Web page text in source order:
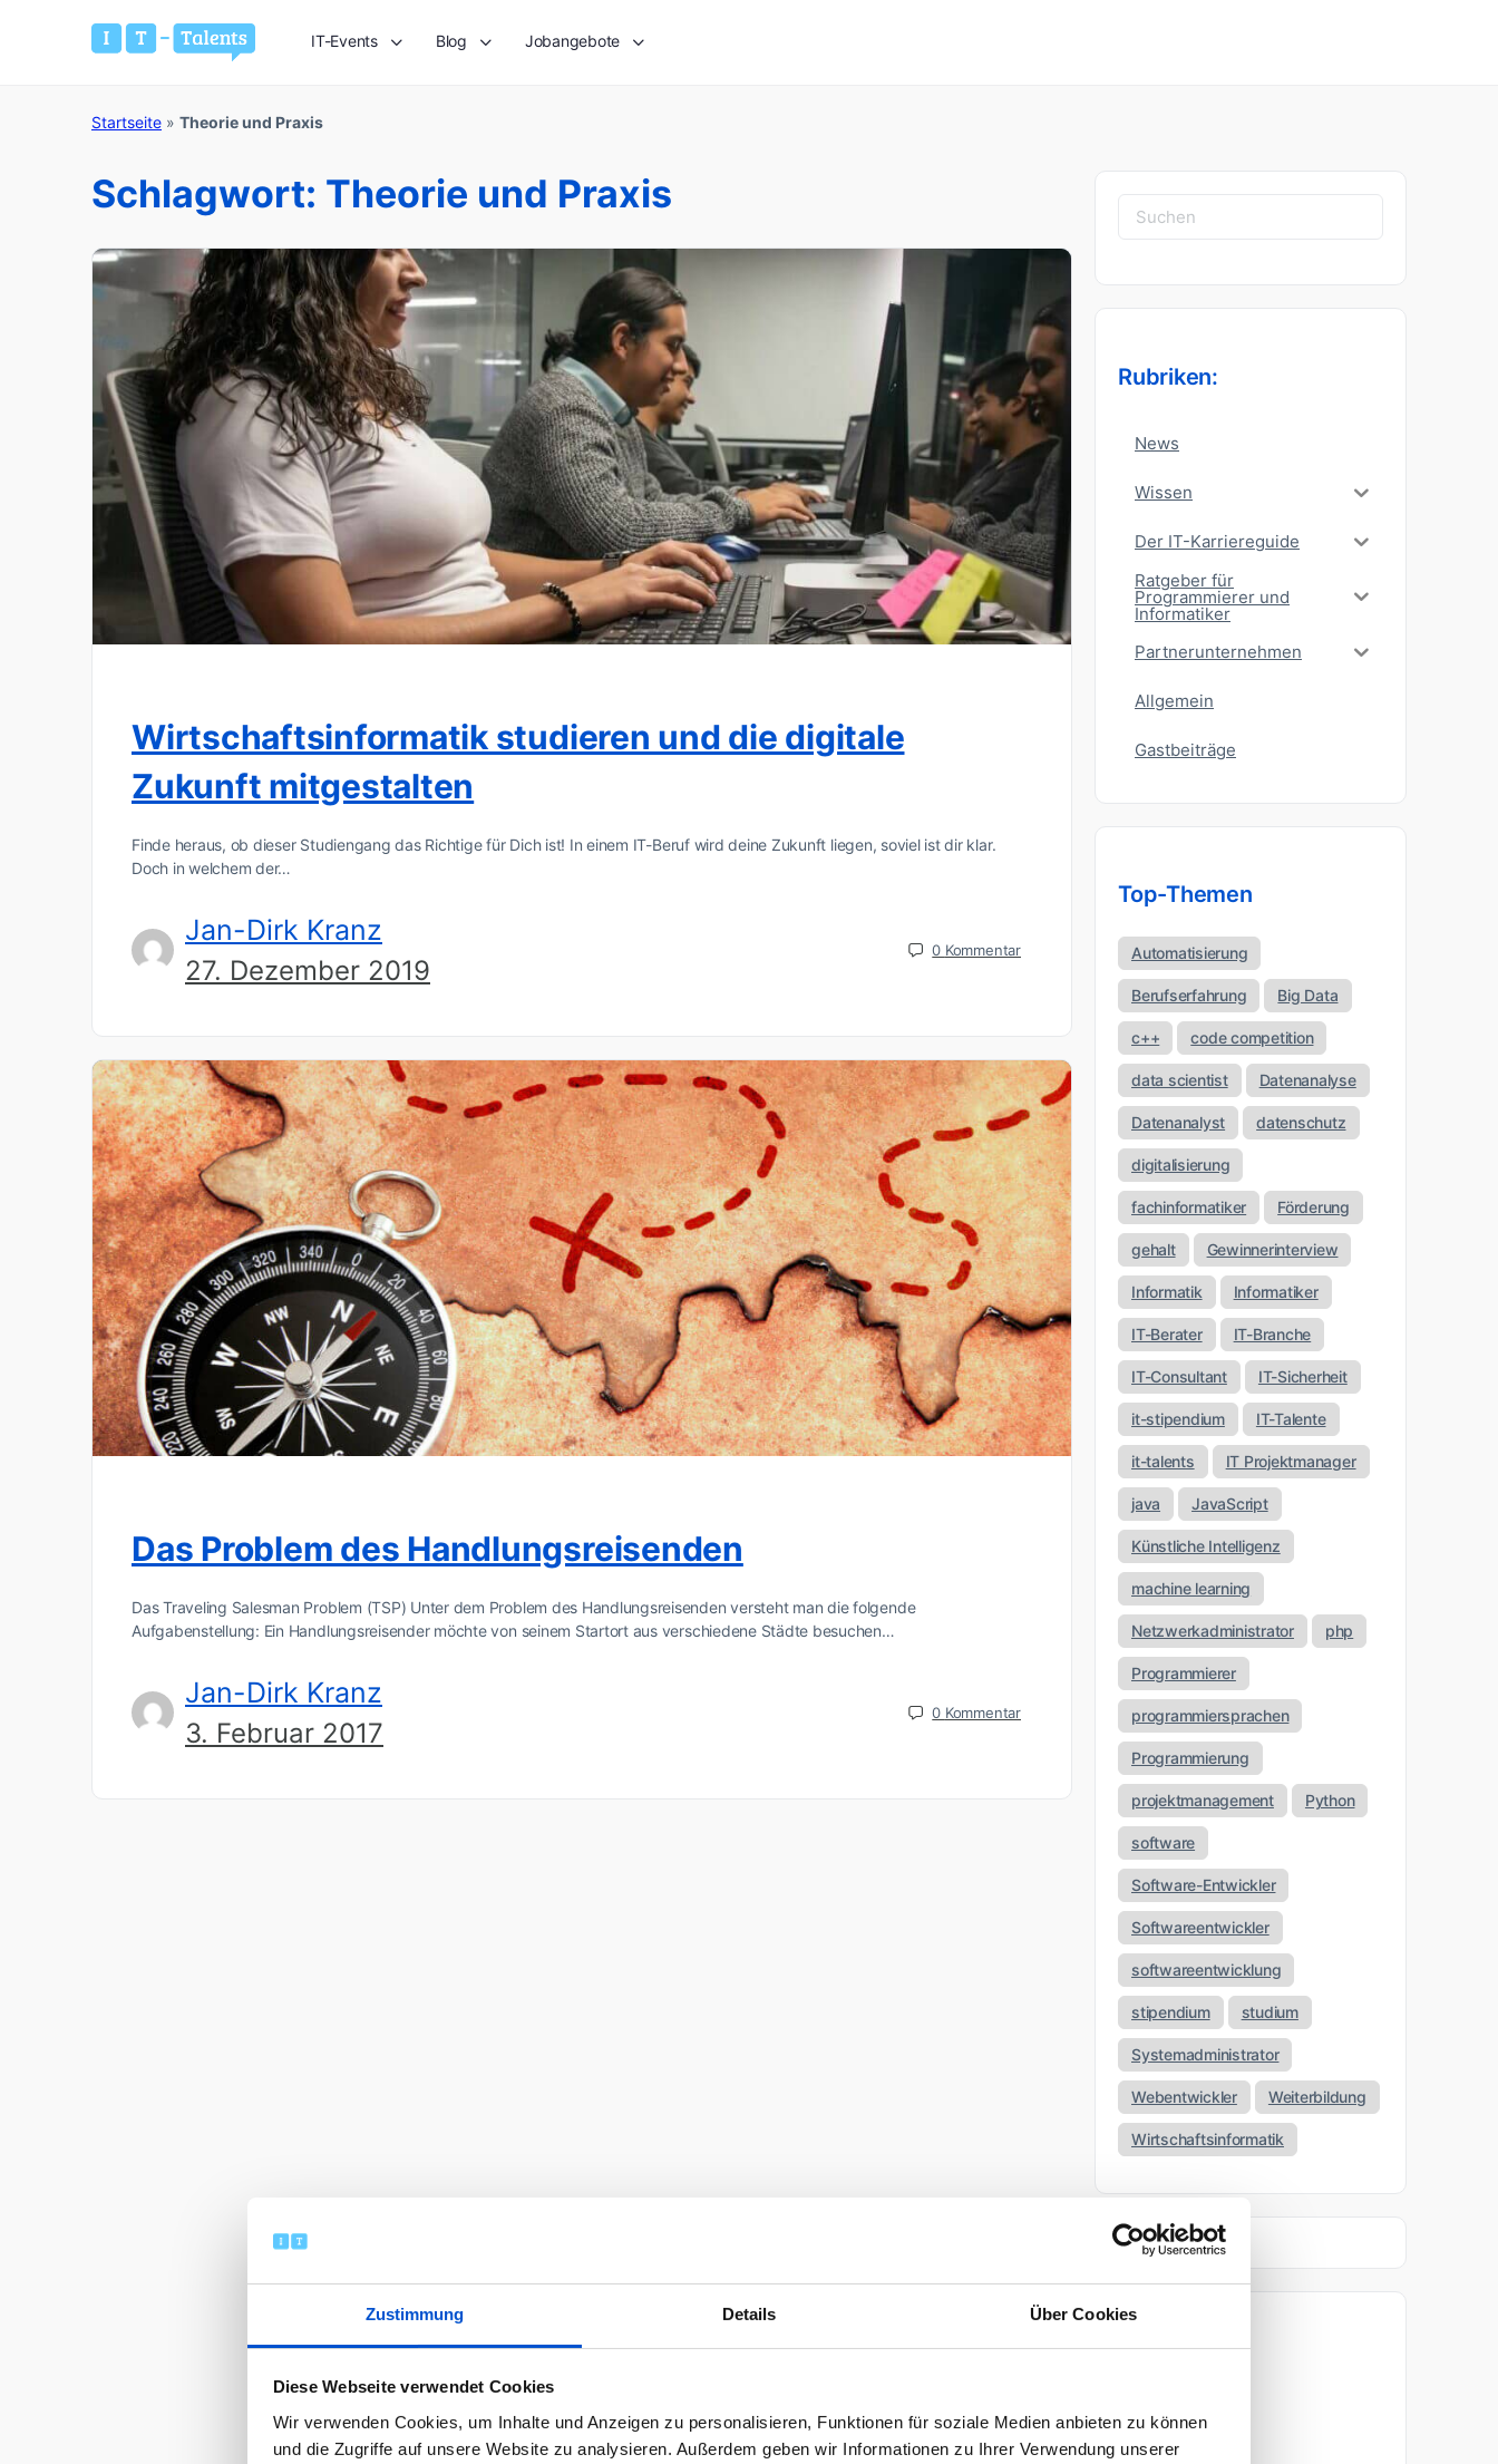
Zustimmung Details Über Cookies
Diese Webseite verwendet Cookies
Wir verwenden Cookies, um Inhalte und Anzeigen zu personalisieren, Funktionen für soziale Medien anbieten zu können
und die Zugriffe auf unsere Website zu analysieren. Außerdem geben wir Informationen zu Ihrer Verwendung unserer
IT-Events Blog Jobangebote
Startseite » Theorie und Praxis
Schlagwort: Theorie und Praxis
Wirtschaftsinformatik studieren und die digitale
Zukunft mitgestalten
Finde heraus, ob dieser Studiengang das Richtige für Dich ist! In einem IT-Beruf wird deine Zukunft liegen, soviel ist dir klar.
Doch in welchem der…
Jan-Dirk Kranz
27. Dezember 2019
0 Kommentar
Das Problem des Handlungsreisenden
Das Traveling Salesman Problem (TSP) Unter dem Problem des Handlungsreisenden versteht man die folgende
Aufgabenstellung: Ein Handlungsreisender möchte von seinem Startort aus verschiedene Städte besuchen…
Jan-Dirk Kranz
3. Februar 2017
0 Kommentar
Suchen
nach:
Rubriken:
News
Wissen
Der IT-Karriereguide
Ratgeber für
Programmierer und
Informatiker
Partnerunternehmen
Allgemein
Gastbeiträge
Top-Themen
Automatisierung
Berufserfahrung Big Data
c++ code competition
data scientist Datenanalyse
Datenanalyst datenschutz
digitalisierung
fachinformatiker Förderung
gehalt Gewinnerinterview
Informatik Informatiker
IT-Berater IT-Branche
IT-Consultant IT-Sicherheit
it-stipendium IT-Talente
it-talents IT Projektmanager
java JavaScript
Künstliche Intelligenz
machine learning
Netzwerkadministrator php
Programmierer
programmiersprachen
Programmierung
projektmanagement Python
software
Software-Entwickler
Softwareentwickler
softwareentwicklung
stipendium studium
Systemadministrator
Webentwickler Weiterbildung
Wirtschaftsinformatik
April 2026
März 2026